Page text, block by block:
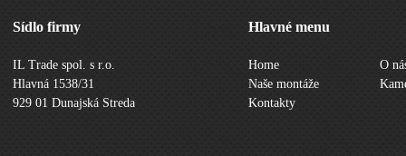
Sídlo firmy
IL Trade spol. s r.o.
Hlavná 1538/31
929 01 Dunajská Streda
Hlavné menu
Home
O
Naše montáže
Kontakty